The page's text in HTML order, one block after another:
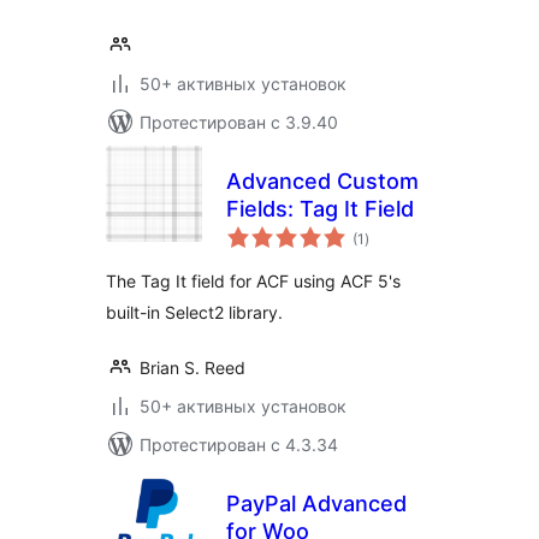
50+ активных установок
Протестирован с 3.9.40
Advanced Custom
Fields: Tag It Field
(1 общий
рейтинг
)
The Tag It field for ACF using ACF 5's
built-in Select2 library.
Brian S. Reed
50+ активных установок
Протестирован с 4.3.34
PayPal Advanced
for Woo